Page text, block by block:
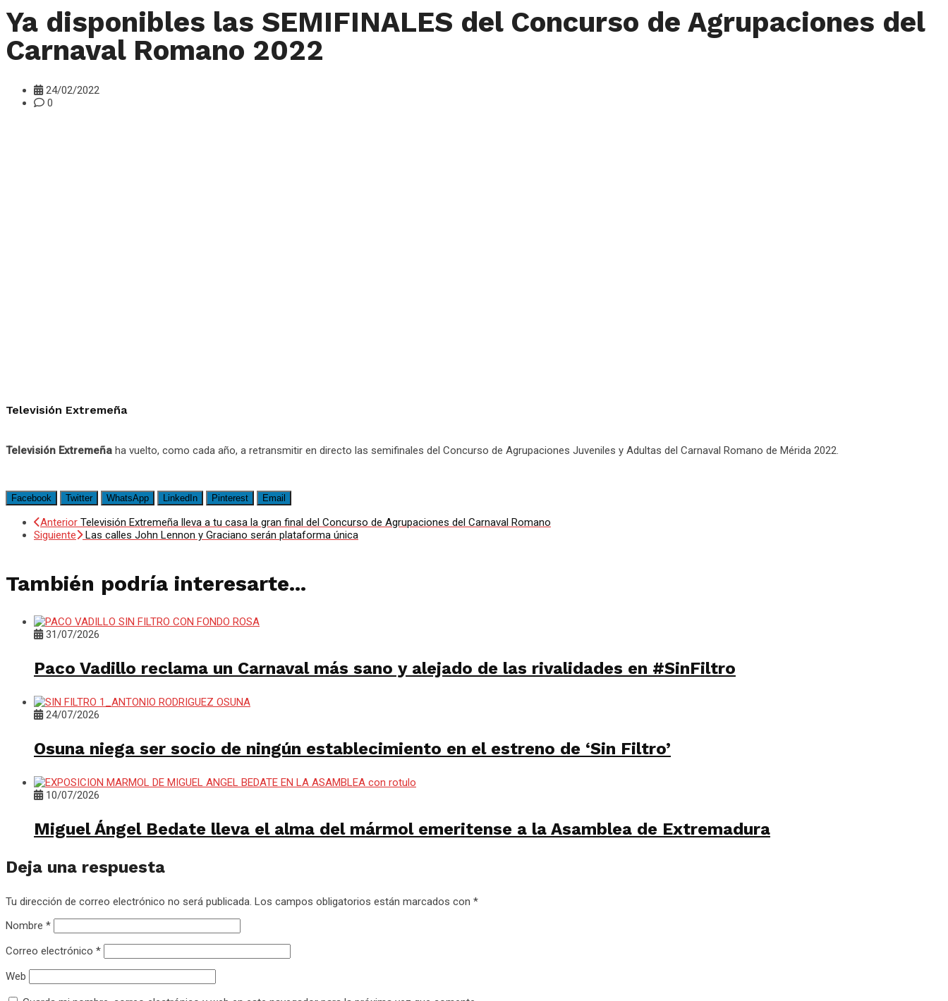
Ya disponibles las SEMIFINALES del Concurso de Agrupaciones del
Carnaval Romano 2022
24/02/2022
0
Televisión Extremeña
Televisión Extremeña ha vuelto, como cada año, a retransmitir en directo las semifinales del Concurso de Agrupaciones Juveniles y Adultas del Carnaval Romano de Mérida 2022.
Facebook Twitter WhatsApp LinkedIn Pinterest Email
Anterior Televisión Extremeña lleva a tu casa la gran final del Concurso de Agrupaciones del Carnaval Romano
Siguiente
Las calles John Lennon y Graciano serán plataforma única
También podría interesarte...
31/07/2026
Paco Vadillo reclama un Carnaval más sano y alejado de las rivalidades en #SinFiltro
24/07/2026
Osuna niega ser socio de ningún establecimiento en el estreno de ‘Sin Filtro’
10/07/2026
Miguel Ángel Bedate lleva el alma del mármol emeritense a la Asamblea de Extremadura
Deja una respuesta
Tu dirección de correo electrónico no será publicada. Los campos obligatorios están marcados con *
Nombre *
Correo electrónico *
Web